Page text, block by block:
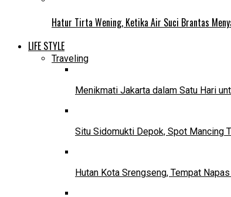
Hatur Tirta Wening, Ketika Air Suci Brantas
LIFE STYLE
Traveling
Menikmati Jakarta dalam Satu Hari
Situ Sidomukti Depok, Spot Mancing
Hutan Kota Srengseng, Tempat